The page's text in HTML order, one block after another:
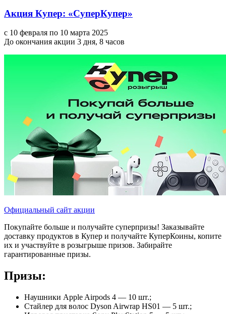
Акция Купер: «СуперКупер»
с 10 февраля по 10 марта 2025
До окончания акции 3 дня, 8 часов
Официальный сайт акции
Покупайте больше и получайте суперпризы! Заказывайте
доставку продуктов в Купер и получайте КуперКоины, копите
их и участвуйте в розыгрыше призов. Забирайте
гарантированные призы.
Призы:
Наушники Apple Airpods 4 — 10 шт.;
Стайлер для волос Dyson Airwrap HS01 — 5 шт.;